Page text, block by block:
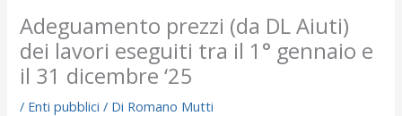
Adeguamento prezzi (da DL Aiuti)
dei lavori eseguiti tra il 1° gennaio e
il 31 dicembre ‘25
/ Enti pubblici / Di Romano Mutti